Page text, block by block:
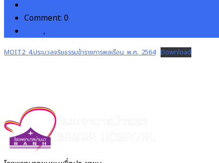
Comment: 0
,
MOIT2_4.ประมวลจริยธรรมข้าราชการพลเรือน_พ.ศ._2564 Download